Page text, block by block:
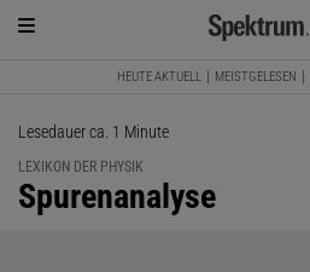
HEUTE AKTUELL MEISTGELESEN
Lesedauer ca. 1 Minute
LEXIKON DER PHYSIK
:
Spurenanalyse